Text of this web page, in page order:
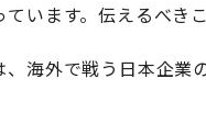
います。伝えるべき
海外で戦う日本企業